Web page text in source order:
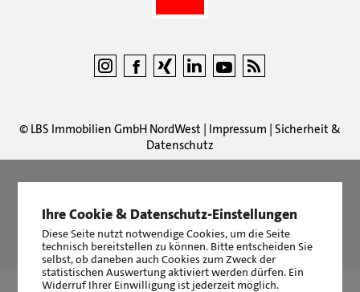
© LBS Immobilien GmbH NordWest | Impressum | Sicherheit &
Datenschutz
Sternen
|2511Bewertungen auf ProvenExpert.com
Ihre Cookie & Datenschutz-Einstellungen
Diese Seite nutzt notwendige Cookies, um die Seite
technisch bereitstellen zu können. Bitte entscheiden Sie
selbst, ob daneben auch Cookies zum Zweck der
statistischen Auswertung aktiviert werden dürfen. Ein
Widerruf Ihrer Einwilligung ist jederzeit möglich.